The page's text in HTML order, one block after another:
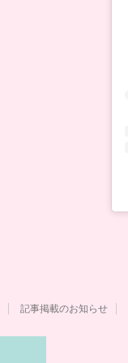
記事掲載のお知らせ